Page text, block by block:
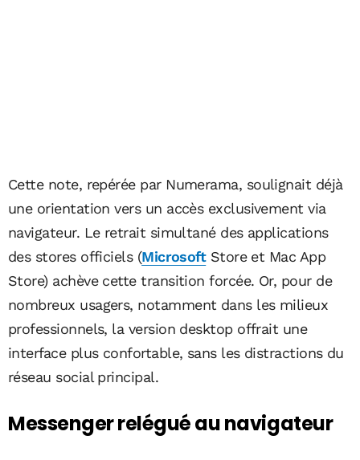
Cette note, repérée par Numerama, soulignait déjà
une orientation vers un accès exclusivement via
navigateur. Le retrait simultané des applications
des stores officiels (MicrosoftStore et Mac App
Store) achève cette transition forcée. Or, pour de
nombreux usagers, notamment dans les milieux
professionnels, la version desktop offrait une
interface plus confortable, sans les distractions du
réseau social principal.
Messenger relégué au navigateur